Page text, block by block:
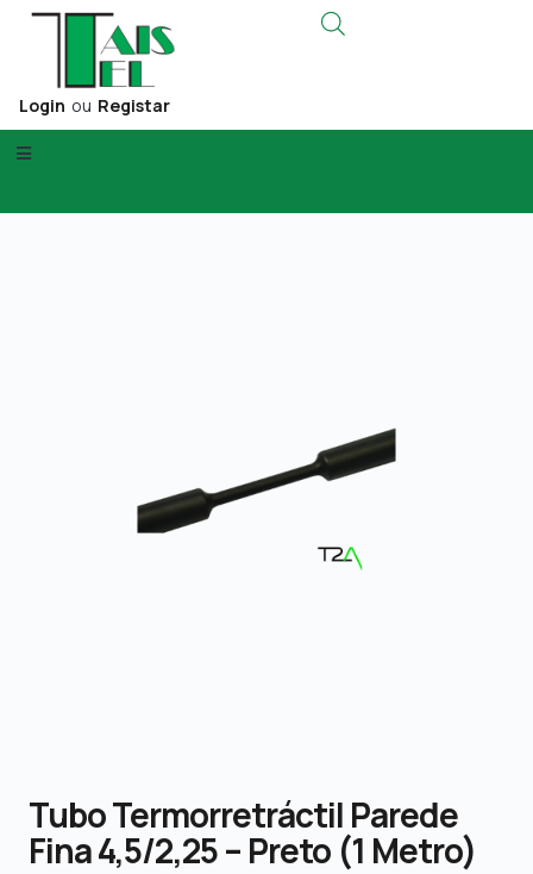
Login ou Registar
Tubo Termorretráctil Parede
Fina 4,5/2,25 – Preto (1 Metro)